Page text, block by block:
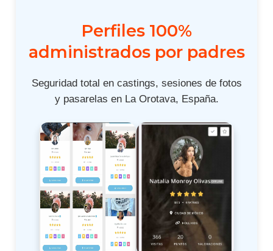
Perfiles 100%
administrados por padres
Seguridad total en castings, sesiones de fotos
y pasarelas en La Orotava, España.